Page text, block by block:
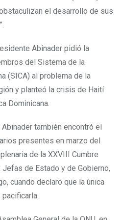
el desarrollo de sus
Abinader pidió la
del Sistema de la
(SICA) al problema de la
y planteó la crisis de Haití
Dominicana.
también encontró el
presentes en marzo del
de la XXVIII Cumbre
de Estado y de Gobierno,
cuando declaró que la única